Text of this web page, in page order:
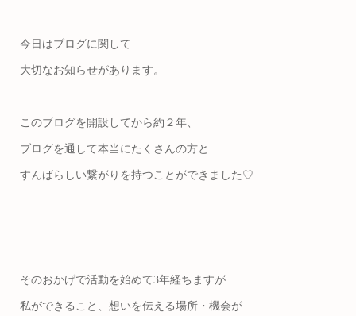
今日はブログに関して
大切なお知らせがあります。
このブログを開設してから約２年、
ブログを通して本当にたくさんの方と
すんばらしい繋がりを持つことができました♡
そのおかげで活動を始めて3年経ちますが
私ができること、想いを伝える場所・機会が